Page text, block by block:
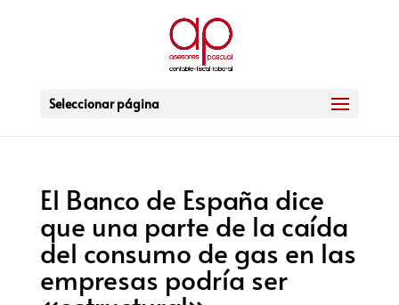
Seleccionar página
El Banco de España dice
que una parte de la caída
del consumo de gas en las
empresas podría ser